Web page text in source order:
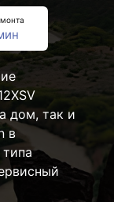
дом, так и
в